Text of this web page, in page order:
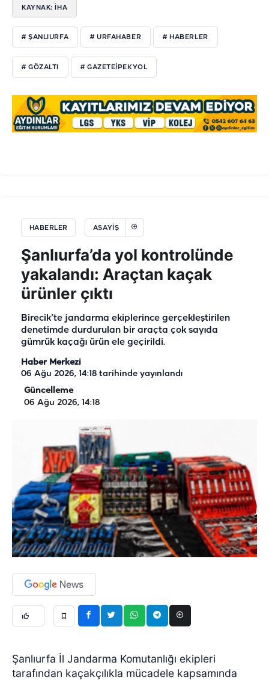
KAYNAK: İHA
# ŞANLIURFA # URFAHABER # HABERLER
# GÖZALTI # GAZETEIPEKYOL
HABERLER ASAYIŞ
Şanlıurfa’da yol kontrolünde
yakalandı: Araçtan kaçak
ürünler çıktı
Birecik’te jandarma ekiplerince gerçekleştirilen
denetimde durdurulan bir araçta çok sayıda
gümrük kaçağı ürün ele geçirildi.
Haber Merkezi
06 Ağu 2026, 14:18 tarihinde yayınlandı
Güncelleme
06 Ağu 2026, 14:18
Şanlıurfa İl Jandarma Komutanlığı ekipleri
tarafından kaçakçılıkla mücadele kapsamında